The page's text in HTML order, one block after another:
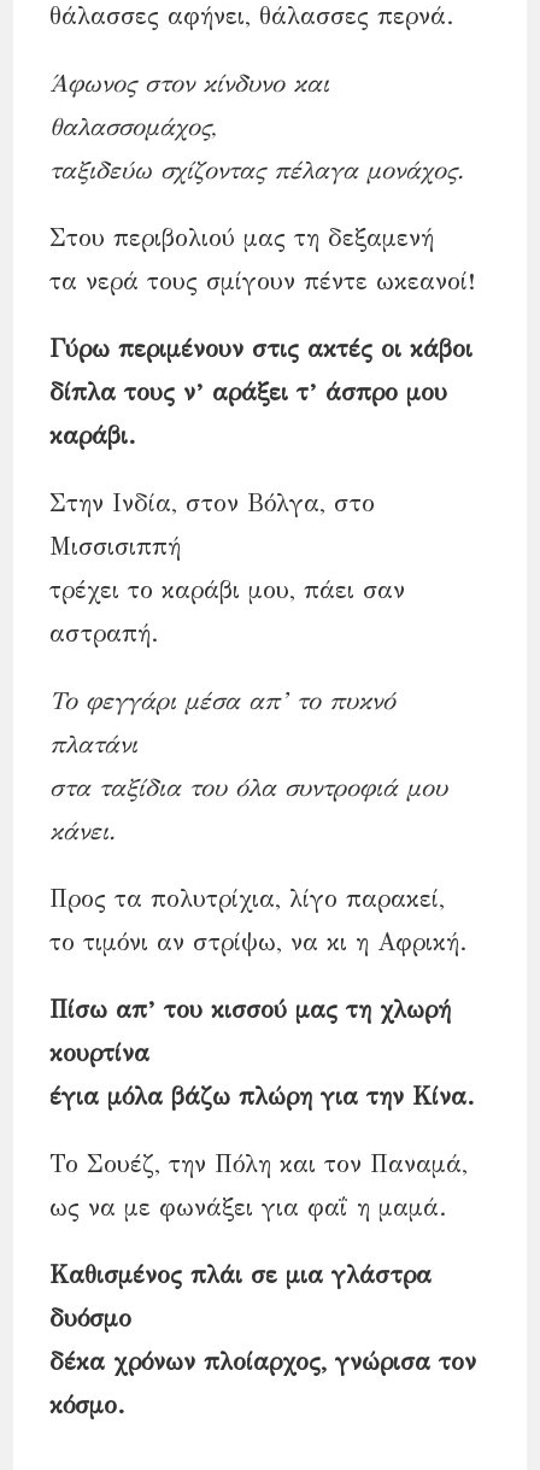
θάλασσες αφήνει, θάλασσες περνά.
Άφωνος στον κίνδυνο και
θαλασσομάχος,
ταξιδεύω σχίζοντας πέλαγα μονάχος.
Στου περιβολιού μας τη δεξαμενή
τα νερά τους σμίγουν πέντε ωκεανοί!
Γύρω περιμένουν στις ακτές οι κάβοι
δίπλα τους ν’ αράξει τ’ άσπρο μου
καράβι.
Στην Ινδία, στον Βόλγα, στο
Μισσισιππή
τρέχει το καράβι μου, πάει σαν
αστραπή.
Το φεγγάρι μέσα απ’ το πυκνό
πλατάνι
στα ταξίδια του όλα συντροφιά μου
κάνει.
Προς τα πολυτρίχια, λίγο παρακεί,
το τιμόνι αν στρίψω, να κι η Αφρική.
Πίσω απ’ του κισσού μας τη χλωρή
κουρτίνα
έγια μόλα βάζω πλώρη για την Κίνα.
Το Σουέζ, την Πόλη και τον Παναμά,
ως να με φωνάξει για φαΐ η μαμά.
Καθισμένος πλάι σε μια γλάστρα
δυόσμο
δέκα χρόνων πλοίαρχος, γνώρισα τον
κόσμο.